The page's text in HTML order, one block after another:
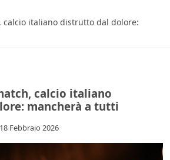
calcio italiano distrutto dal dolore:
calcio italiano
mancherà a tutti
18 Febbraio 2026